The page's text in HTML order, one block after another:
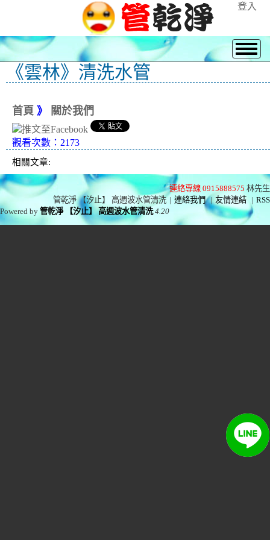
登入
《雲林》清洗水管
首頁 》 關於我們
觀看次數：2173
相關文章:
連絡專線 0915888575 林先生
管乾淨 【汐止】 高週波水管清洗 | 連絡我們 | 友情連結 | RSS
Powered by管乾淨 【汐止】 高週波水管清洗 4.20